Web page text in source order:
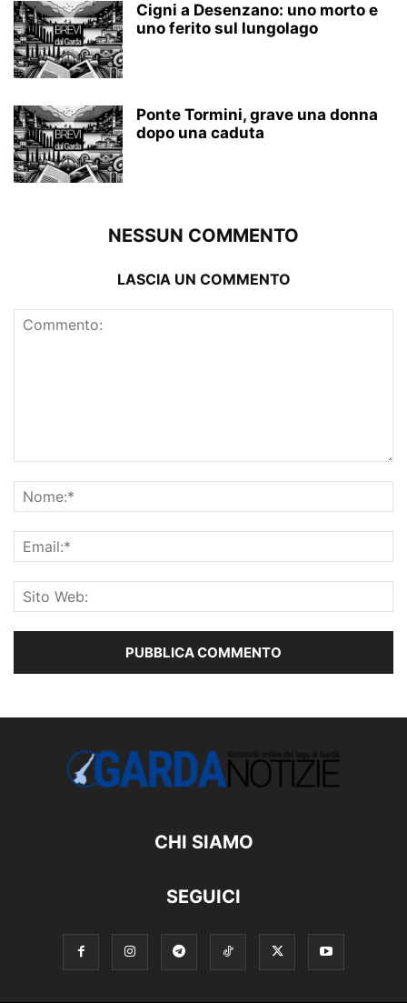
Cigni a Desenzano: uno morto e
uno ferito sul lungolago
Ponte Tormini, grave una donna
dopo una caduta
NESSUN COMMENTO
LASCIA UN COMMENTO
CHI SIAMO
SEGUICI